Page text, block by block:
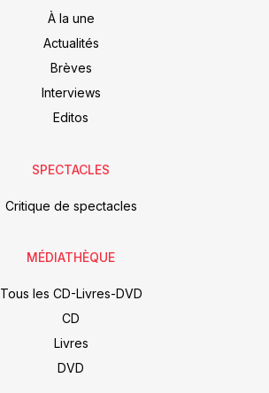
À la une
Actualités
Brèves
Interviews
Editos
SPECTACLES
Critique de spectacles
MÉDIATHÈQUE
Tous les CD-Livres-DVD
CD
Livres
DVD